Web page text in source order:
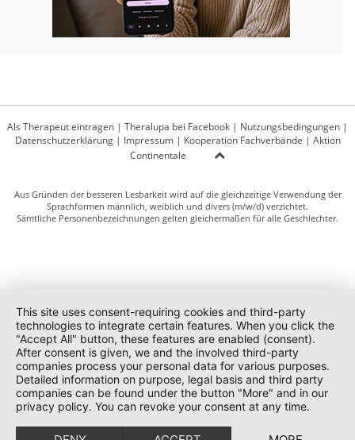
Als Therapeut eintragen | Theralupa bei Facebook | Nutzungsbedingungen |
Datenschutzerklärung| Impressum| Kooperation Fachverbände | Aktion
Continentale
Aus Gründen der besseren Lesbarkeit wird auf die gleichzeitige Verwendung der
Sprachformen männlich, weiblich und divers (m/w/d) verzichtet.
Sämtliche Personenbezeichnungen gelten gleichermaßen für alle Geschlechter.
This site uses consent-requiring cookies and third-party
technologies to integrate certain features. When you click the
"Accept All" button, these features are enabled (consent).
After consent is given, we and the involved third-party
companies process your personal data for various purposes.
Detailed information on purpose, legal basis and third party
companies can be found under the button "More" and in our
privacy policy. You can revoke your consent at any time.